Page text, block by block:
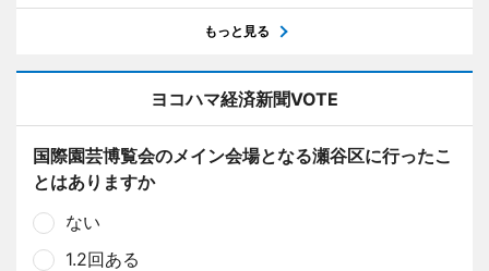
もっと見る
ヨコハマ経済新聞VOTE
国際園芸博覧会のメイン会場となる瀬谷区に行ったこ
とはありますか
ない
1.2回ある